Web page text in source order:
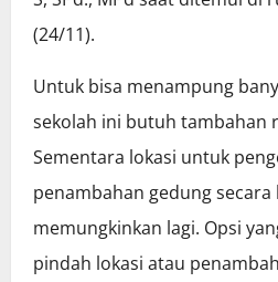
(24/11).
Untuk bisa menampung
sekolah ini butuh tambahan
Sementara lokasi untuk
penambahan gedung
memungkinkan lagi. Opsi
pindah lokasi atau